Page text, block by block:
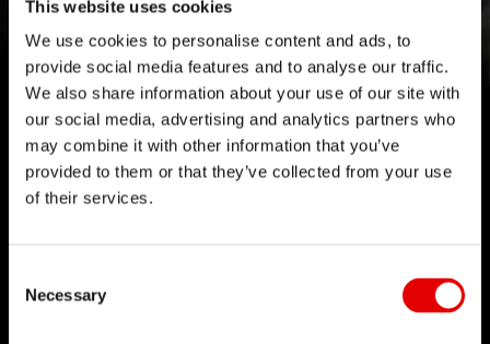
This website uses cookies
We use cookies to personalise content and ads, to
provide social media features and to analyse our traffic.
We also share information about your use of our site with
our social media, advertising and analytics partners who
may combine it with other information that you’ve
provided to them or that they’ve collected from your use
of their services.
Necessary
Siente la vivacidad con nuestra nueva serie 1500.
Más información